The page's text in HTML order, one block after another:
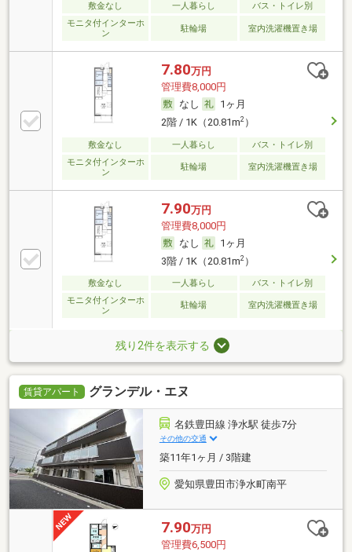
敷金なし 一人暮らし
バス・トイレ別
モニタ付インターホ
ン
駐輪場 室内洗濯機置き場
7.80万円
管理費8,000円
なし
1ヶ月
2階 / 1K（20.81m2）
敷金なし 一人暮らし
バス・トイレ別
モニタ付インターホ
ン
駐輪場 室内洗濯機置き場
7.90万円
管理費8,000円
なし
1ヶ月
3階 / 1K（20.81m2）
敷金なし 一人暮らし
バス・トイレ別
モニタ付インターホ
ン
駐輪場 室内洗濯機置き場
残り2件を表示する
賃貸アパート グランデル・エヌ
名鉄豊田線 浄水駅 徒歩7分
その他の交通
築11年1ヶ月 / 3階建
愛知県豊田市浄水町南平
7.90万円
管理費6,500円